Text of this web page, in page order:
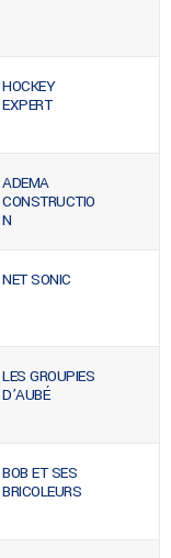
HOCKEY
EXPERT
ADEMA
CONSTRUCTIO
N
NET SONIC
LES GROUPIES
D’AUBÉ
BOB ET SES
BRICOLEURS